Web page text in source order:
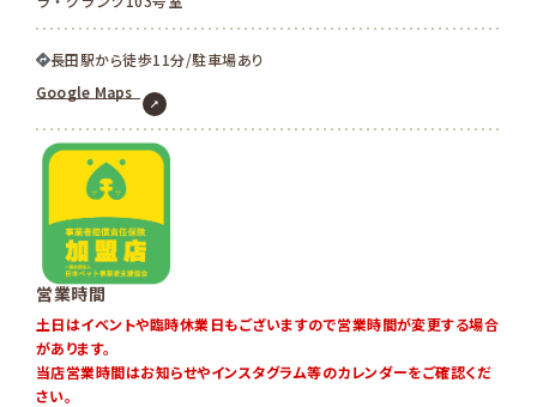
長田駅から徒歩11分/駐車場あり
Google Maps
営業時間
土日はイベントや臨時休業日もございますので営業時間が変更する場合
があります。
当店営業時間はお知らせやインスタグラム等のカレンダーをご確認くだ
さい。